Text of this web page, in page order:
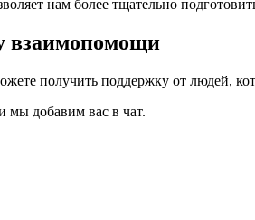
нам более тщательно
взаимопомощи
получить поддержку от людей,
мы добавим вас в чат.